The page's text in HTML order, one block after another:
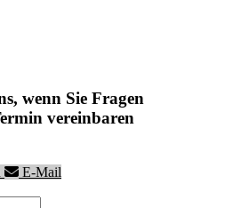
wenn Sie Fragen
vereinbaren
E-Mail